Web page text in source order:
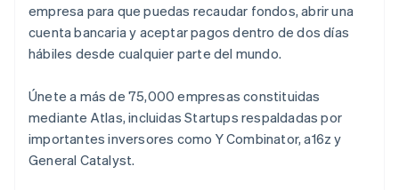
empresa para que puedas recaudar fondos, abrir una
cuenta bancaria y aceptar pagos dentro de dos días
hábiles desde cualquier parte del mundo.
Únete a más de 75,000 empresas constituidas
mediante Atlas, incluidas Startups respaldadas por
importantes inversores como Y Combinator, a16z y
General Catalyst.